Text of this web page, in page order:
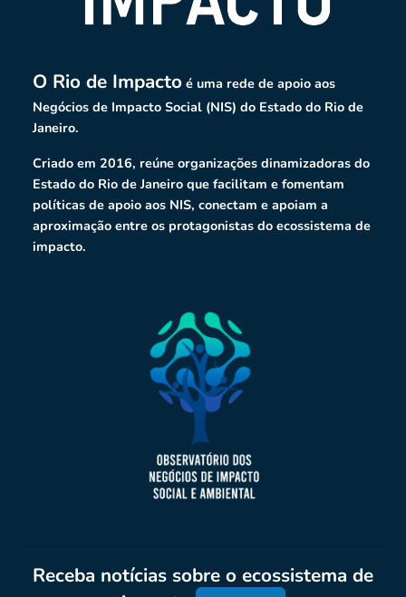
O Rio de Impacto é uma rede de apoio aos
Negócios de Impacto Social (NIS) do Estado do Rio de
Janeiro.
Criado em 2016, reúne organizações dinamizadoras do
Estado do Rio de Janeiro que facilitam e fomentam
políticas de apoio aos NIS, conectam e apoiam a
aproximação entre os protagonistas do ecossistema de
impacto.
Receba notícias sobre o ecossistema de